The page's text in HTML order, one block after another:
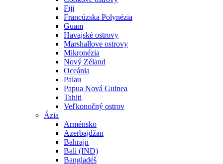
Fiji
Francúzska Polynézia
Guam
Havajské ostrovy
Marshallove ostrovy
Mikronézia
Nový Zéland
Oceánia
Palau
Papua Nová Guinea
Tahiti
Veľkonočný ostrov
Ázia
Arménsko
Azerbajdžan
Bahrajn
Bali (IND)
Bangladéš